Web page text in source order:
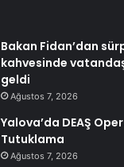
Bakan Fidan’dan
kahvesinde
geldi
Ağustos 7, 2026
Yalova’da DEAŞ
Tutuklama
Ağustos 7, 2026